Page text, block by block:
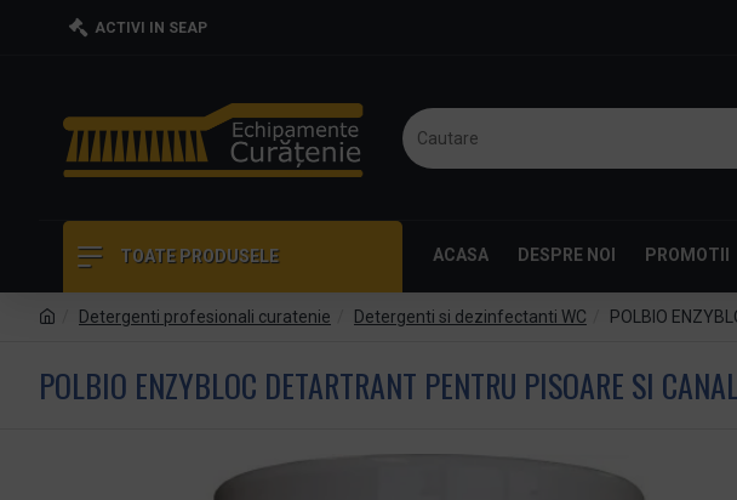
ACTIVI IN SEAP
TOATE PRODUSELE ACASA DESPRE NOI PROMOTII
Detergenti profesionali curatenie Detergenti si dezinfectanti WC POLBIO
POLBIO ENZYBLOC DETARTRANT PENTRU PISOARE SI